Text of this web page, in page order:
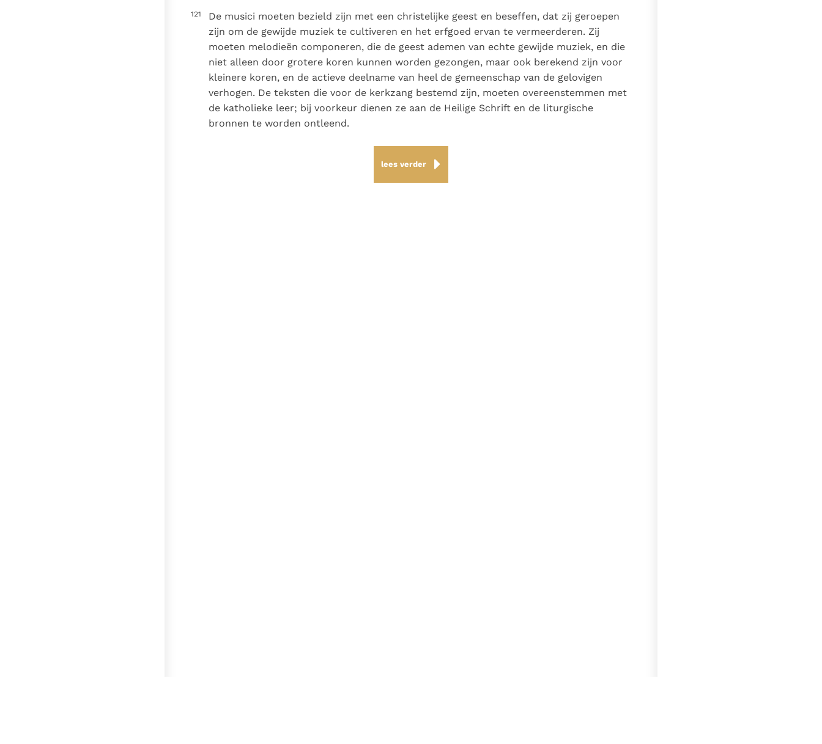
121
De musici moeten bezield zijn met een christelijke geest en beseffen, dat zij geroepen
zijn om de gewijde muziek te cultiveren en het erfgoed ervan te vermeerderen. Zij
moeten melodieën componeren, die de geest ademen van echte gewijde muziek, en die
niet alleen door grotere koren kunnen worden gezongen, maar ook berekend zijn voor
kleinere koren, en de actieve deelname van heel de gemeenschap van de gelovigen
verhogen. De teksten die voor de kerkzang bestemd zijn, moeten overeenstemmen met
de katholieke leer; bij voorkeur dienen ze aan de Heilige Schrift en de liturgische
bronnen te worden ontleend.
lees verder